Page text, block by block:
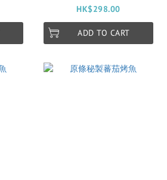
HK$298.00
ADD TO CART